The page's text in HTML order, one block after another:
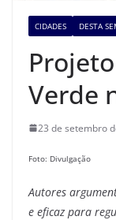
CIDADES DESTA
Verde
23 de setembro
Foto: Divulgação
Autores
e eficaz para